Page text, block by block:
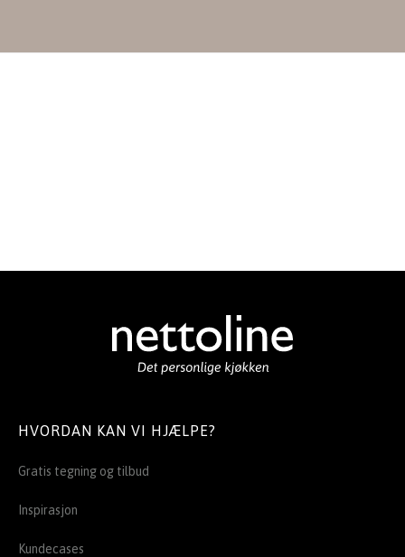
HVORDAN KAN VI HJÆLPE?
Gratis tegning og tilbud
Inspirasjon
Kundecases